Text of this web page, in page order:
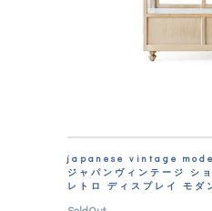
japanese vintage
ジャパンヴィンテージ シ
レトロ ディスプレイ モダ